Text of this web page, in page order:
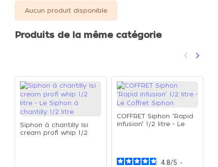
Aucun produit disponible
Produits de la même catégorie
Précédent
keyboard_arrow_left keyboard_arrow_right
Siphon à chantilly Isi
cream profi whip 1/2
COFFRET Siphon "Rapid
infusion" 1/2 litre - Le
4.8/5 -